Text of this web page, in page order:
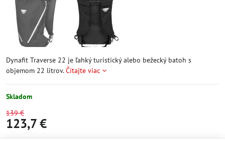
Dynafit Traverse 22 je ľahký turistický alebo bežecký batoh s
objemom 22 litrov.Čítajte viac
Skladom
139 €
123,7 €